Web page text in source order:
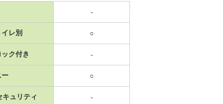
-
レ別 ○
ク付き -
ー ○
キュリティ -